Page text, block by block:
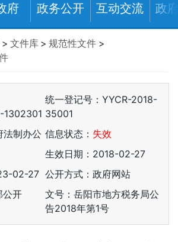
府 政务公开 互动交流 政
> 文件库 > 规范性文件 >
统一登记号：YYCR-2018-
35001
法制办公 信息状态： 失效
生效日期：2018-02-27
02-27 公开方式：政府网站
公开
文号：岳阳市地方税务局公
告2018年第1号